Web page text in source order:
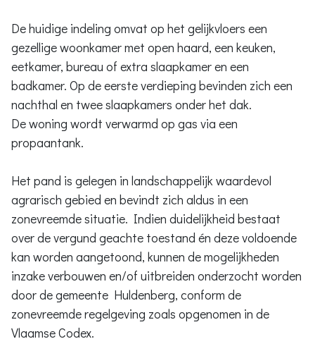
De huidige indeling omvat op het gelijkvloers een
gezellige woonkamer met open haard, een keuken,
eetkamer, bureau of extra slaapkamer en een
badkamer. Op de eerste verdieping bevinden zich een
nachthal en twee slaapkamers onder het dak.
De woning wordt verwarmd op gas via een
propaantank.
Het pand is gelegen in landschappelijk waardevol
agrarisch gebied en bevindt zich aldus in een
zonevreemde situatie. Indien duidelijkheid bestaat
over de vergund geachte toestand én deze voldoende
kan worden aangetoond, kunnen de mogelijkheden
inzake verbouwen en/of uitbreiden onderzocht worden
door de gemeente Huldenberg, conform de
zonevreemde regelgeving zoals opgenomen in de
Vlaamse Codex.